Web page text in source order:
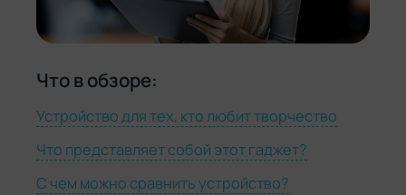
Что в обзоре:
Устройство для тех, кто любит творчество
Что представляет собой этот гаджет?
С чем можно сравнить устройство?